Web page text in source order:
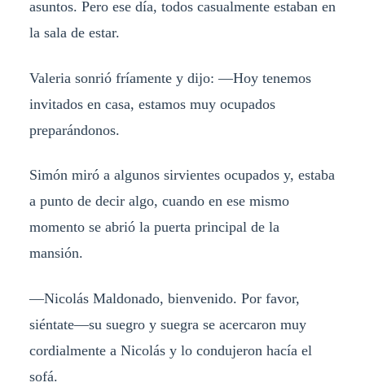
asuntos. Pero ese día, todos casualmente estaban en
la sala de estar.
Valeria sonrió fríamente y dijo: —Hoy tenemos
invitados en casa, estamos muy ocupados
preparándonos.
Simón miró a algunos sirvientes ocupados y, estaba
a punto de decir algo, cuando en ese mismo
momento se abrió la puerta principal de la
mansión.
—Nicolás Maldonado, bienvenido. Por favor,
siéntate—su suegro y suegra se acercaron muy
cordialmente a Nicolás y lo condujeron hacía el
sofá.